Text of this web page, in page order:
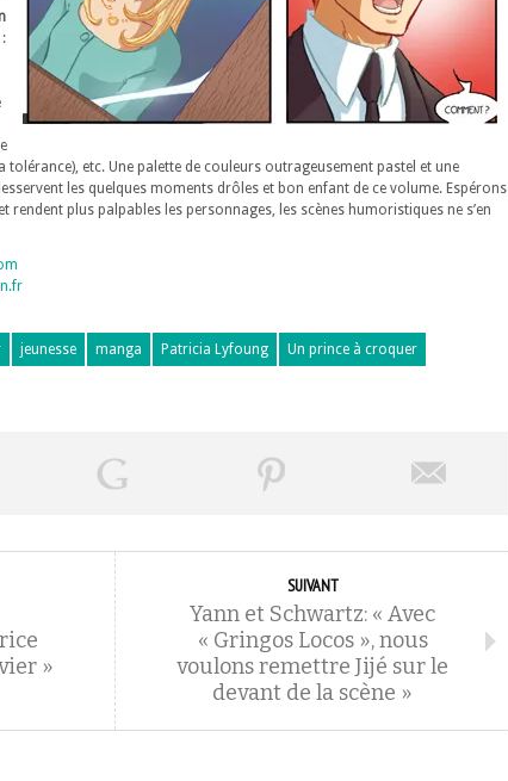
:
tolérance), etc. Une palette de couleurs outrageusement pastel et une
les quelques moments drôles et bon enfant de ce volume. Espérons
rendent plus palpables les personnages, les scènes humoristiques ne s’en
jeunesse manga Patricia Lyfoung Un prince à croquer
»
SUIVANT
Yann et Schwartz: « Avec
« Gringos Locos », nous
voulons remettre Jijé sur le
devant de la scène »